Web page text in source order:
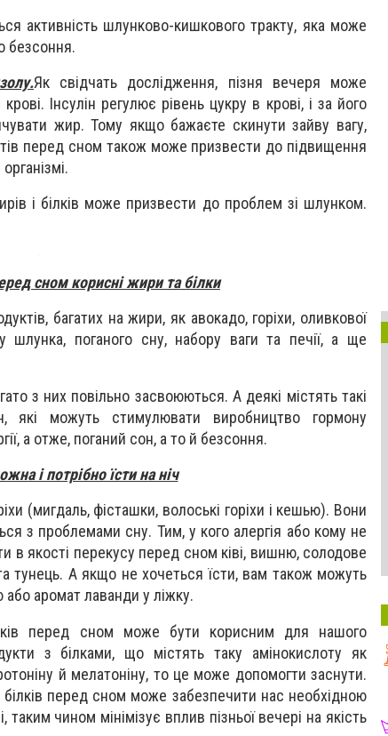
активність шлунково-кишкового тракту, яка може
безсоння.
Як свідчать дослідження, пізня вечеря може
Інсулін регулює рівень цукру в крові, і за його
жир. Тому якщо бажаєте скинути зайву вагу,
перед сном також може призвести до підвищення
і білків може призвести до проблем зі шлунком.
сном корисні жири та білки
багатих на жири, як авокадо, горіхи, оливкової
шлунка, поганого сну, набору ваги та печії, а ще
з них повільно засвоюються. А деякі містять такі
які можуть стимулювати виробництво гормону
а отже, поганий сон, а то й безсоння.
і потрібно їсти на ніч
(мигдаль, фісташки, волоські горіхи і кешью). Вони
з проблемами сну. Тим, у кого алергія або кому не
в якості перекусу перед сном ківі, вишню, солодове
тунець. А якщо не хочеться їсти, вам також можуть
аромат лаванди у ліжку.
перед сном може бути корисним для нашого
з білками, що містять таку амінокислоту як
й мелатоніну, то це може допомогти заснути.
білків перед сном може забезпечити нас необхідною
таким чином мінімізує вплив пізньої вечері на якість